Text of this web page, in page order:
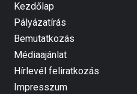
Kezdőlap
Pályázatírás
Bemutatkozás
Médiaajánlat
Hírlevél feliratkozás
Impresszum